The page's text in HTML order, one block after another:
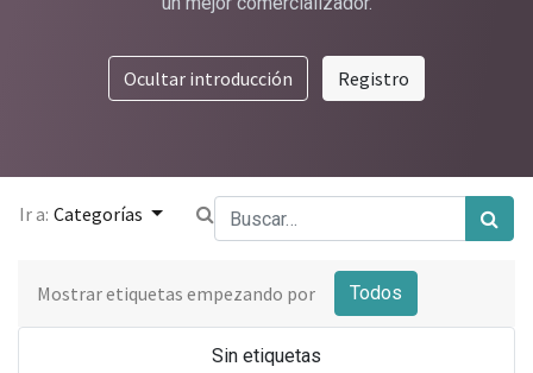
Ocultar introducción Registro
Ir a: Categorías
Mostrar etiquetas empezando por Todos
Sin etiquetas